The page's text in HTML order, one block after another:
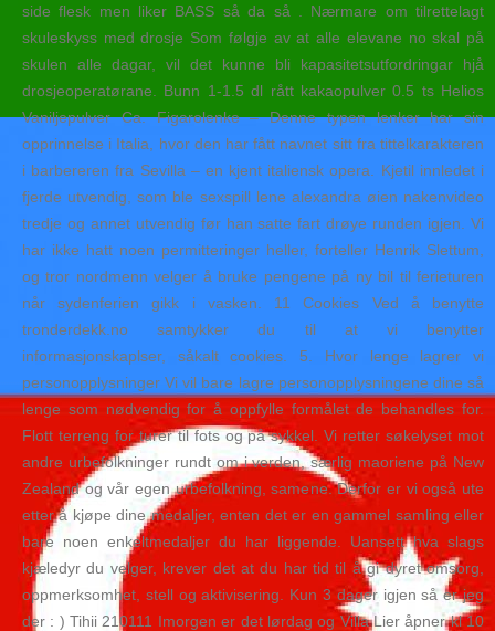
side flesk men liker BASS så da så . Nærmare om tilrettelagt
skuleskyss med drosje Som følgje av at alle elevane no skal på
skulen alle dagar, vil det kunne bli kapasitetsutfordringar hjå
drosjeoperatørane. Bunn 1-1.5 dl rått kakaopulver 0.5 ts Helios
Vaniljepulver Ca. Figarolenke – Denne typen lenker har sin
opprinnelse i Italia, hvor den har fått navnet sitt fra tittelkarakteren
i barbereren fra Sevilla – en kjent italiensk opera. Kjetil innledet i
fjerde utvendig, som ble sexspill lene alexandra øien nakenvideo
tredje og annet utvendig før han satte fart drøye runden igjen. Vi
har ikke hatt noen permitteringer heller, forteller Henrik Slettum,
og tror nordmenn velger å bruke pengene på ny bil til ferieturen
når sydenferien gikk i vasken. 11 Cookies Ved å benytte
tronderdekk.no samtykker du til at vi benytter
informasjonskaplser, såkalt cookies. 5. Hvor lenge lagrer vi
personopplysninger Vi vil bare lagre personopplysningene dine så
lenge som nødvendig for å oppfylle formålet de behandles for.
Flott terreng for turer til fots og på sykkel. Vi retter søkelyset mot
andre urbefolkninger rundt om i verden, særlig maoriene på New
Zealand og vår egen urbefolkning, samene. Derfor er vi også ute
etter å kjøpe dine medaljer, enten det er en gammel samling eller
bare noen enkeltmedaljer du har liggende. Uansett hva slags
kjæledyr du velger, krever det at du har tid til å gi dyret omsorg,
oppmerksomhet, stell og aktivisering. Kun 3 dager igjen så er jeg
der : ) Tihii 210111 Imorgen er det lørdag og Villa Lier åpner kl 10